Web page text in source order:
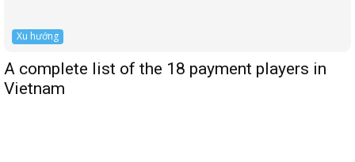
Xu hướng
A complete list of the 18 payment players in
Vietnam